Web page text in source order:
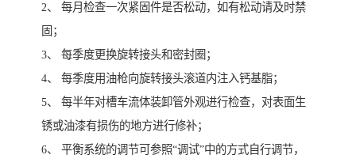
2、 每月检查一次紧固件是否松动，如有松动请及时禁
固；
3、 每季度更换旋转接头和密封圈；
4、 每季度用油枪向旋转接头滚道内注入钙基脂；
5、 每半年对槽车流体装卸管外观进行检查，对表面生
锈或油漆有损伤的地方进行修补；
6、 平衡系统的调节可参照“调试”中的方式自行调节，